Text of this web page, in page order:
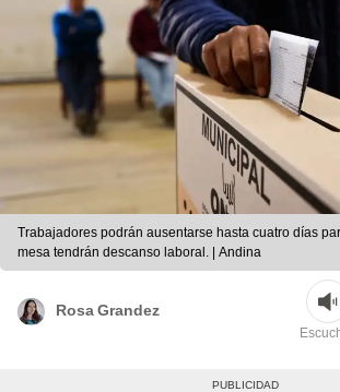
Trabajadores podrán ausentarse hasta cuatro días
mesa tendrán descanso laboral. | Andina
Rosa Grandez